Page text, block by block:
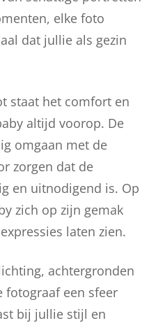
elke foto
dat jullie als gezin
staat het comfort en
altijd voorop. De
omgaan met de
zorgen dat de
en uitnodigend is. Op
zich op zijn gemak
laten zien.
achtergronden
fotograaf een sfeer
bij jullie stijl en